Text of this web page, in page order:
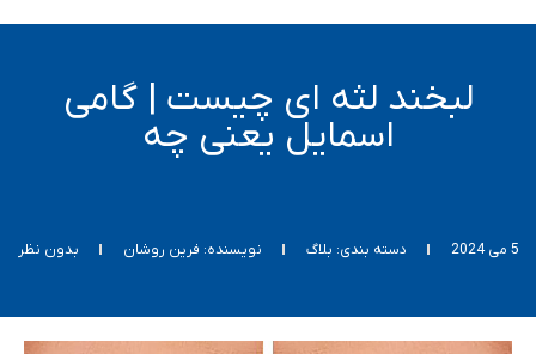
لبخند لثه ای چیست | گامی
اسمایل یعنی چه
دسته بندی:بلاگ نویسنده:فرین روشان بدون نظر